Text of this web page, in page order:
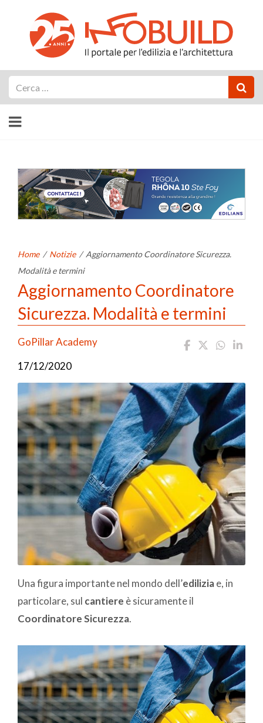
Home / Notizie / Aggiornamento Coordinatore Sicurezza.
Modalità e termini
Aggiornamento Coordinatore
Sicurezza. Modalità e termini
GoPillar Academy
17/12/2020
Una figura importante nel mondo dell’ediliziae, in
particolare, sul cantiere è sicuramente il
Coordinatore Sicurezza.